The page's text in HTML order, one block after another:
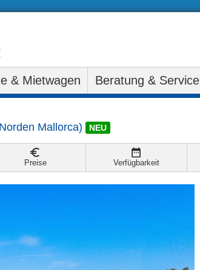
& Mietwagen Beratung & Service
Norden Mallorca) NEU
Preise Verfügbarkeit